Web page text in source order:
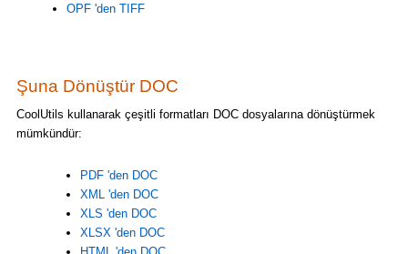
OPF 'den TIFF
Şuna Dönüştür DOC
CoolUtils kullanarak çeşitli formatları DOC dosyalarına dönüştürmek
mümkündür:
PDF 'den DOC
XML 'den DOC
XLS 'den DOC
XLSX 'den DOC